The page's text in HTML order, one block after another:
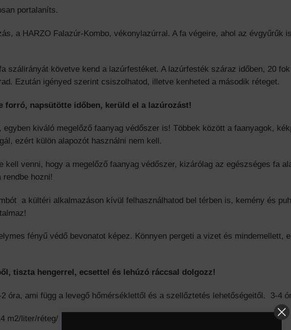
portalaníts.
a HARZO Falazúr-Kombo, vékonylazúrral. A fa végeire, ahol az évgyűrűk
szálirányát követve kend a lazúrfestéket. A lazúrfesték száraz időben, 20
Ezután igényed szerint csiszolhatod, illetve kenheted a második réteget.
forró, napsütötte időben, kerüld el a lazúrozást!
egyben kiváló megelőző faanyag védőszer is! Többek között a faanyagok,
ezért külön alapozót használni nem kell.
kell venni, hogy a megelőző faanyag védőszer, kizárólag az egészséges fa
hozni!
a kültéri alkalmazáson kívül felhasználhatod bel térben is, kemény és
fényű védő bevonatot képez. Könnyen pergeti a vizet és mindemellett,
tiszta hengerrel, ecsettel és lehúzó ráccsal dolgozz!
óra, ami függ a levegő hőmérséklettől és a szellőztetés lehetőségeitől. 3-4
m2/liter/réteg/